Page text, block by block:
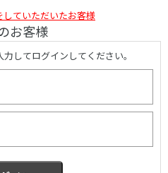
ていただいたお客様
お客様
してログインしてください。